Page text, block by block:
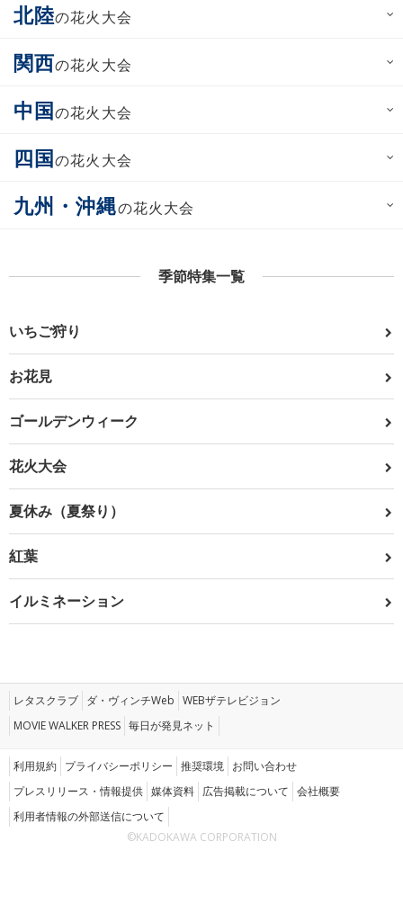
北陸の花火大会
関西の花火大会
中国の花火大会
四国の花火大会
九州・沖縄の花火大会
季節特集一覧
いちご狩り
お花見
ゴールデンウィーク
花火大会
夏休み（夏祭り）
紅葉
イルミネーション
レタスクラブ ダ・ヴィンチWeb WEBザテレビジョン
MOVIE WALKER PRESS 毎日が発見ネット
利用規約 プライバシーポリシー 推奨環境 お問い合わせ
プレスリリース・情報提供 媒体資料 広告掲載について 会社概要
利用者情報の外部送信について
©KADOKAWA CORPORATION